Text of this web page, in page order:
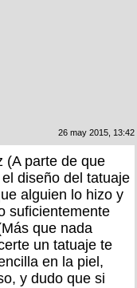
26 may 2015, 13:42
(A parte de que
diseño del tatuaje
alguien lo hizo y
suficientemente
que nada
un tatuaje te
en la piel,
y dudo que si